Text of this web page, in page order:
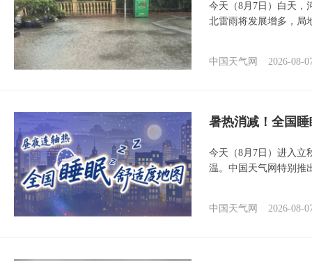
今天（8月7日）白天，
北雷雨将发展增多，局
中国天气网 2026-08-
暑热消减！全国
今天（8月7日）进入立
温。中国天气网特别推
中国天气网 2026-08-